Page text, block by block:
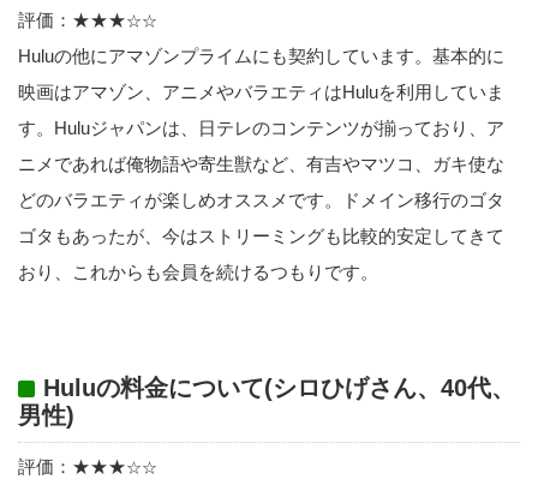
評価：★★★☆☆
Huluの他にアマゾンプライムにも契約しています。基本的に
映画はアマゾン、アニメやバラエティはHuluを利用していま
す。Huluジャパンは、日テレのコンテンツが揃っており、ア
ニメであれば俺物語や寄生獣など、有吉やマツコ、ガキ使な
どのバラエティが楽しめオススメです。ドメイン移行のゴタ
ゴタもあったが、今はストリーミングも比較的安定してきて
おり、これからも会員を続けるつもりです。
Huluの料金について(シロひげさん、40代、
男性)
評価：★★★☆☆